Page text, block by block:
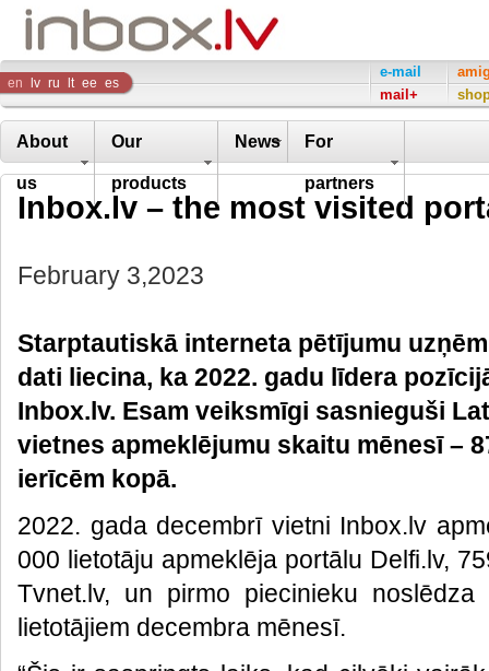
Inbox
Company
en lv ru lt ee es
e-mail
mail+
About
us
Our
products
News For
partners
Inbox.lv – the most visited
February 3,2023
Starptautiskā interneta pētījumu
dati liecina, ka 2022. gadu līdera
Inbox.lv. Esam veiksmīgi sasnieguši
vietnes apmeklējumu skaitu mēnesī –
ierīcēm kopā.
2022. gada decembrī vietni Inbox.lv
000 lietotāju apmeklēja portālu Delfi.lv,
Tvnet.lv, un pirmo piecinieku
lietotājiem decembra mēnesī.